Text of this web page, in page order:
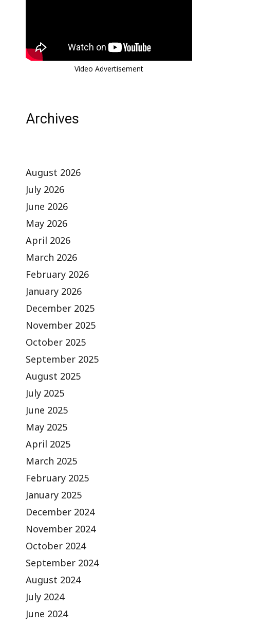
Video Advertisement
Archives
August 2026
July 2026
June 2026
May 2026
April 2026
March 2026
February 2026
January 2026
December 2025
November 2025
October 2025
September 2025
August 2025
July 2025
June 2025
May 2025
April 2025
March 2025
February 2025
January 2025
December 2024
November 2024
October 2024
September 2024
August 2024
July 2024
June 2024